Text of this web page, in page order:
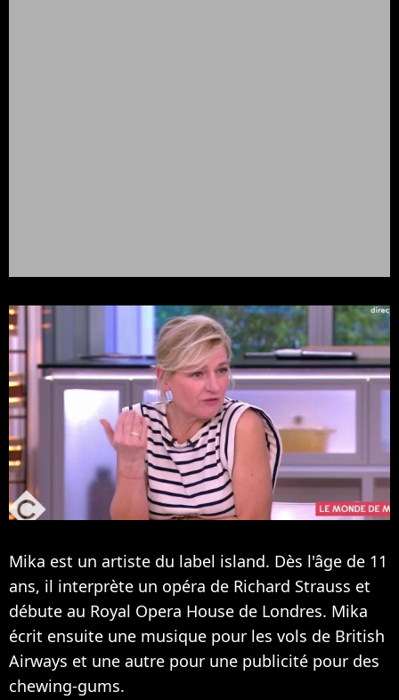
Mika est un artiste du label island. Dès l'âge de 11
ans, il interprète un opéra de Richard Strauss et
débute au Royal Opera House de Londres. Mika
écrit ensuite une musique pour les vols de British
Airways et une autre pour une publicité pour des
chewing-gums.